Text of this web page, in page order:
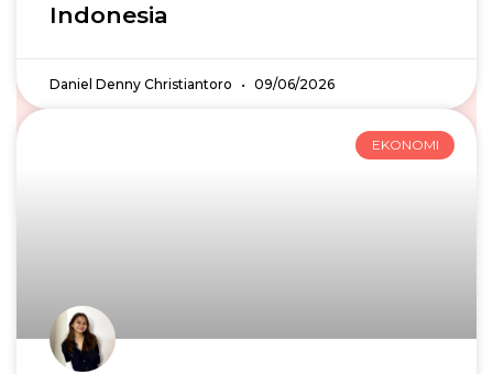
Indonesia
Daniel Denny Christiantoro 09/06/2026
EKONOMI